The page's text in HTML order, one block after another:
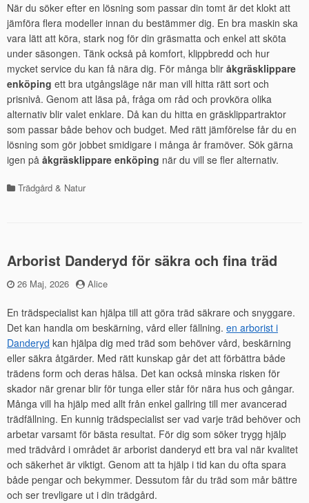
När du söker efter en lösning som passar din tomt är det klokt att
jämföra flera modeller innan du bestämmer dig. En bra maskin ska
vara lätt att köra, stark nog för din gräsmatta och enkel att sköta
under säsongen. Tänk också på komfort, klippbredd och hur
mycket service du kan få nära dig. För många blir åkgräsklippare
enköping ett bra utgångsläge när man vill hitta rätt sort och
prisnivå. Genom att läsa på, fråga om råd och provköra olika
alternativ blir valet enklare. Då kan du hitta en gräsklippartraktor
som passar både behov och budget. Med rätt jämförelse får du en
lösning som gör jobbet smidigare i många år framöver. Sök gärna
igen på åkgräsklippare enköping när du vill se fler alternativ.
Kategorier
Trädgård & Natur
Arborist Danderyd för säkra och fina träd
Publicerad
26 Maj, 2026 by
Alice
En trädspecialist kan hjälpa till att göra träd säkrare och snyggare.
Det kan handla om beskärning, vård eller fällning. en arborist i
Danderyd kan hjälpa dig med träd som behöver vård, beskärning
eller säkra åtgärder. Med rätt kunskap går det att förbättra både
trädens form och deras hälsa. Det kan också minska risken för
skador när grenar blir för tunga eller står för nära hus och gångar.
Många vill ha hjälp med allt från enkel gallring till mer avancerad
trädfällning. En kunnig trädspecialist ser vad varje träd behöver och
arbetar varsamt för bästa resultat. För dig som söker trygg hjälp
med trädvård i området är arborist danderyd ett bra val när kvalitet
och säkerhet är viktigt. Genom att ta hjälp i tid kan du ofta spara
både pengar och bekymmer. Dessutom får du träd som mår bättre
och ser trevligare ut i din trädgård.